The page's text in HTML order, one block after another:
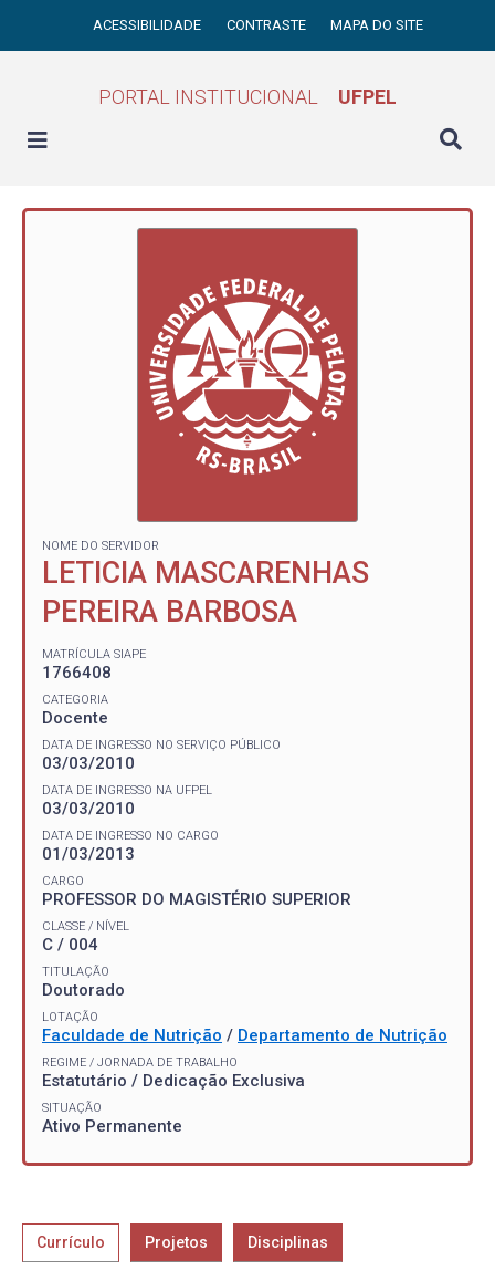
ACESSIBILIDADE CONTRASTE MAPA DO SITE
PORTAL INSTITUCIONAL UFPEL
NOME DO SERVIDOR
LETICIA MASCARENHAS
PEREIRA BARBOSA
MATRÍCULA SIAPE
1766408
CATEGORIA
Docente
DATA DE INGRESSO NO SERVIÇO PÚBLICO
03/03/2010
DATA DE INGRESSO NA UFPEL
03/03/2010
DATA DE INGRESSO NO CARGO
01/03/2013
CARGO
PROFESSOR DO MAGISTÉRIO SUPERIOR
CLASSE / NÍVEL
C / 004
TITULAÇÃO
Doutorado
LOTAÇÃO
Faculdade de Nutrição / Departamento de Nutrição
REGIME / JORNADA DE TRABALHO
Estatutário / Dedicação Exclusiva
SITUAÇÃO
Ativo Permanente
Currículo Projetos Disciplinas